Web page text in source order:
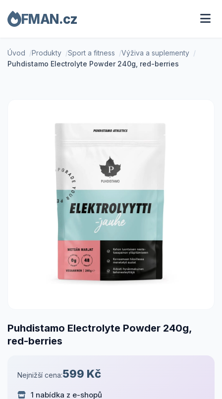
FMAN.cz
Úvod Produkty Sport a fitness
Výživa a suplementy
Puhdistamo Electrolyte Powder 240g, red-berries
Puhdistamo Electrolyte Powder 240g,
red-berries
Nejnižší cena:599 Kč
1 nabídka z e-shopů